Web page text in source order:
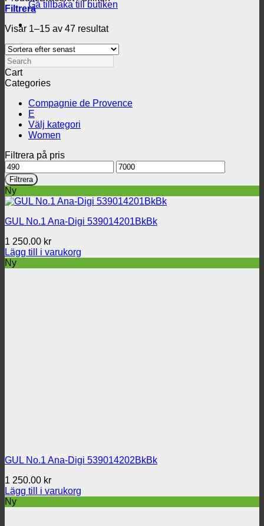
Gå tillbaka till butiken
Filtrera
Visar 1–15 av 47 resultatSortera
senaste
Search
Cart
Categories
Compagnie de Provence
E
Välj kategori
Women
Filtrera på pris
Min
pris
Max
pris
Filtrera
Ny
GUL No.1 Ana-Digi 539014201BkBk
1 250.00 kr
Lägg till i varukorg
Ny
GUL No.1 Ana-Digi 539014202BkBk
1 250.00 kr
Lägg till i varukorg
Ny